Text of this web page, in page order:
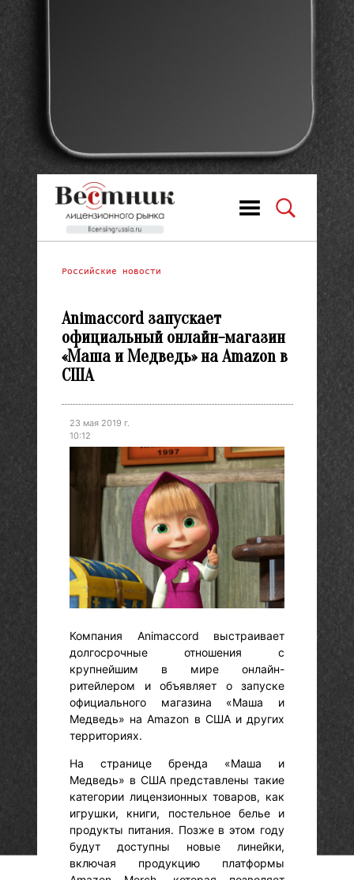
Российские новости
Animaccord запускает
официальный онлайн-магазин
«Маша и Медведь» на Amazon в
США
23 мая 2019 г.
10:12
Компания Animaccord выстраивает
долгосрочные отношения с
крупнейшим в мире онлайн-
ритейлером и объявляет о запуске
официального магазина «Маша и
Медведь» на Amazon в США и других
территориях.
На странице бренда «Маша и
Медведь» в США представлены такие
категории лицензионных товаров, как
игрушки, книги, постельное белье и
продукты питания. Позже в этом году
будут доступны новые линейки,
включая продукцию платформы